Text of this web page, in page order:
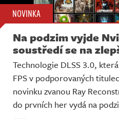
NOVINKA
Na podzim vyjde
soustředí se na
Technologie DLSS 3.0,
FPS v podporovaných
novinku zvanou Ray
do prvních her vydá na